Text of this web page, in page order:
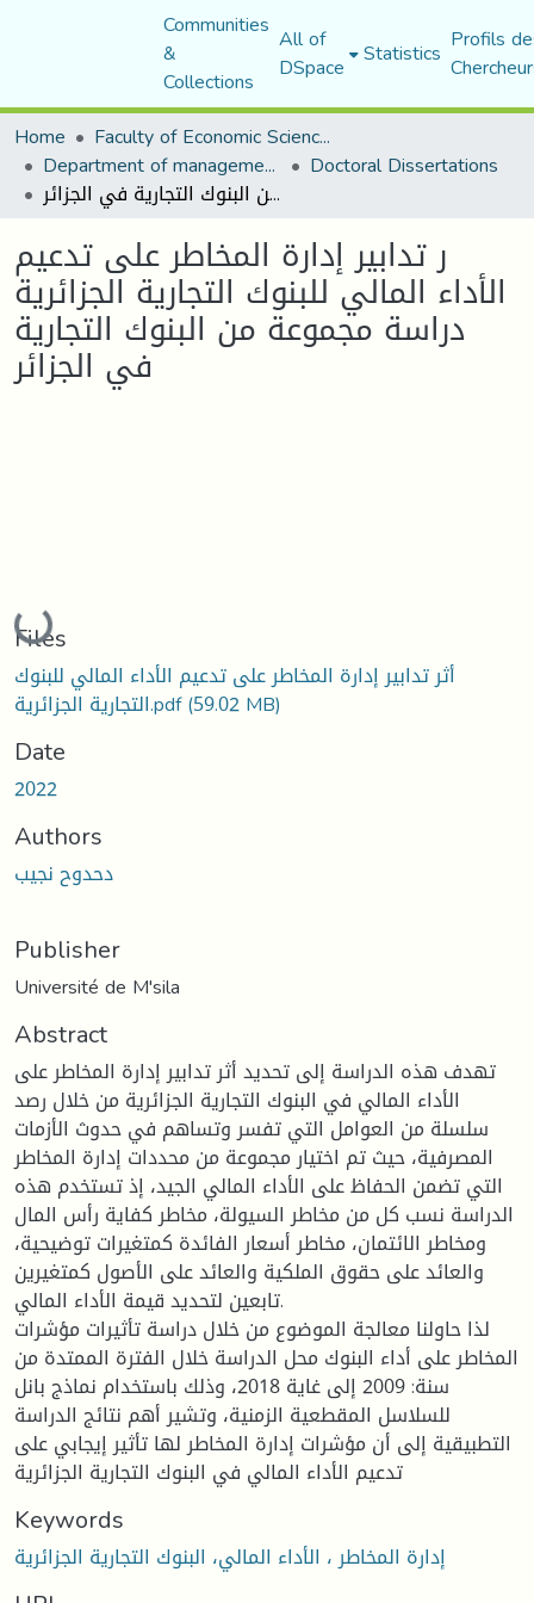
Communities
&
Collections
All of
DSpace Statistics Profils
Home
Faculty of Economic Sciences, Commerce and Management Sciences
Department of management sciences Doctoral Dissertations
ر تدابير إدارة المخاطر على تدعيم الأداء المالي للبنوك التجارية الجزائرية دراسة مجموعة من البنوك التجارية في الجزائر
ر تدابير إدارة المخاطر على تدعيم
الأداء المالي للبنوك التجارية الجزائرية
دراسة مجموعة من البنوك التجارية
في الجزائر
Loading...
Files
أثر تدابير إدارة المخاطر على تدعيم الأداء المالي للبنوك
التجارية الجزائرية.pdf(59.02 MB)
Date
2022
Authors
دحدوح نجيب
Publisher
Université de M'sila
Abstract
تهدف هذه الدراسة إلى تحديد أثر تدابير إدارة المخاطر على
الأداء المالي في البنوك التجارية الجزائرية من خلال رصد
سلسلة من العوامل التي تفسر وتساهم في حدوث الأزمات
المصرفية، حيث تم اختيار مجموعة من محددات إدارة المخاطر
التي تضمن الحفاظ على الأداء المالي الجيد، إذ تستخدم هذه
الدراسة نسب كل من مخاطر السيولة، مخاطر كفاية رأس المال
ومخاطر الائتمان، مخاطر أسعار الفائدة كمتغيرات توضيحية،
والعائد على حقوق الملكية والعائد على الأصول كمتغيرين
تابعين لتحديد قيمة الأداء المالي.
لذا حاولنا معالجة الموضوع من خلال دراسة تأثيرات مؤشرات
المخاطر على أداء البنوك محل الدراسة خلال الفترة الممتدة من
سنة: 2009 إلى غاية 2018، وذلك باستخدام نماذج بانل
للسلاسل المقطعية الزمنية، وتشير أهم نتائج الدراسة
التطبيقية إلى أن مؤشرات إدارة المخاطر لها تأثير إيجابي على
تدعيم الأداء المالي في البنوك التجارية الجزائرية
Keywords
إدارة المخاطر ، الأداء المالي، البنوك التجارية الجزائرية